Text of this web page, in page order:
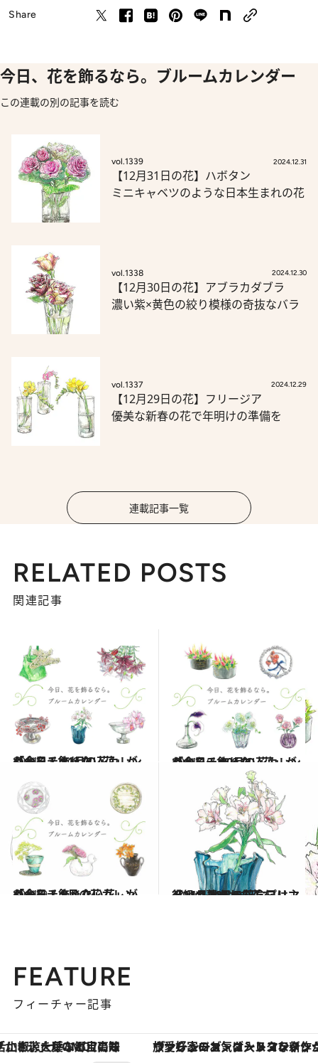
Share
今日、花を飾るなら。ブルームカレンダー
この連載の別の記事を読む
vol.1339 2024.12.31
【12月31日の花】ハボタン
ミニキャベツのような日本生まれの花
vol.1338 2024.12.30
【12月30日の花】アブラカダブラ
濃い紫×黄色の絞り模様の奇抜なバラ
vol.1337 2024.12.29
【12月29日の花】フリージア
優美な新春の花で年明けの準備を
連載記事一覧
RELATED POSTS
関連記事
2021.11.1
「今日、飾りたい花」がわかる！ 11月の花カレンダーをチェック
ライフスタイル 2021.10.1
「今日、飾りたい花」がわかる！ 10月の花カレンダーをチェック
ライフスタイル
2021.9.1
「今日、飾りたい花」がわかる！ 9月の花カレンダーをチェック
ライフスタイル 2021.11.24
【11月24日の花】プリマドンナ オペラ記念日は主役級の華やかな花を
ライフスタイル
FEATURE
フィーチャー記事
ヴァシュロン・コンスタンタン「オーヴァーシーズ・オートマティック」。旅愛好家のお気に入りコレクションから、ジェンダーレスな新作が登場 【銀座で出合う最旬美容】美髪ケアや上質